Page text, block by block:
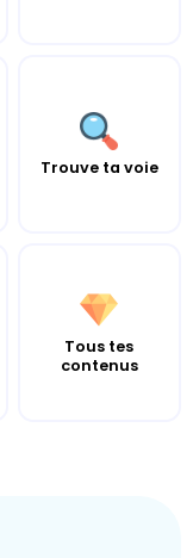
Trouve ta voie
Tous tes
contenus